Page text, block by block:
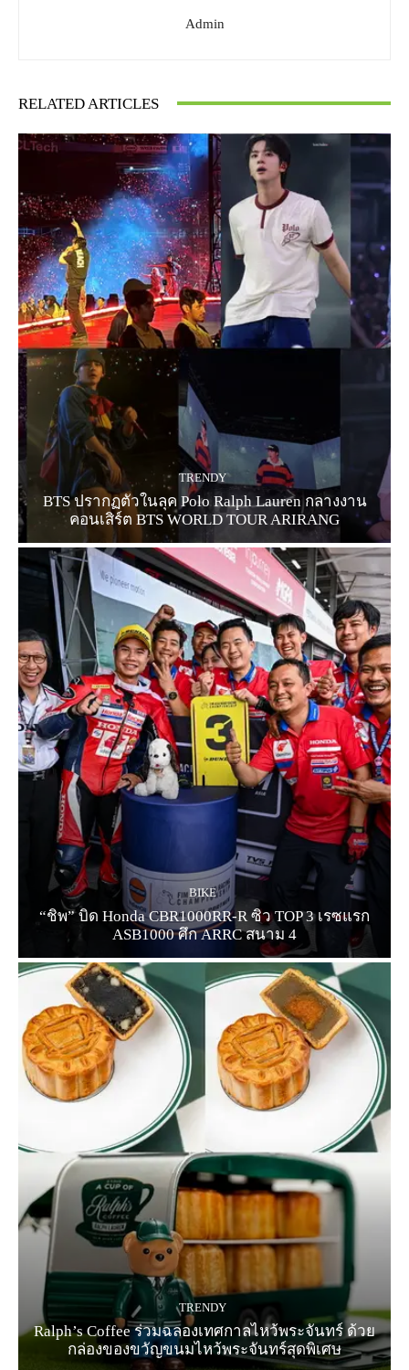
Admin
RELATED ARTICLES
TRENDY
BTS ปรากฏตัวในลุค Polo Ralph Lauren กลางงาน
คอนเสิร์ต BTS WORLD TOUR ARIRANG
BIKE
“ชิพ” บิด Honda CBR1000RR-R ซิว TOP 3 เรซแรก
ASB1000 ศึก ARRC สนาม 4
TRENDY
Ralph’s Coffee ร่วมฉลองเทศกาลไหว้พระจันทร์ ด้วย
กล่องของขวัญขนมไหว้พระจันทร์สุดพิเศษ